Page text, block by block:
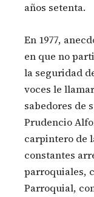
años setenta.
En 1977,
en que no
la seguridad
voces le
sabedores de
Prudencio
carpintero de
constantes
parroquiales,
Parroquial,